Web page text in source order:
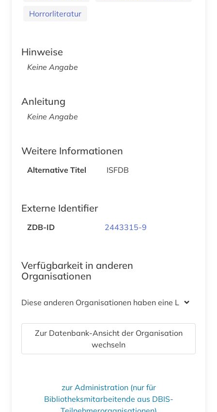
Horrorliteratur
Hinweise
Keine Angabe
Anleitung
Keine Angabe
Weitere Informationen
Alternative Titel ISFDB
Externe Identifier
ZDB-ID 2443315-9
Verfügbarkeit in anderen
Organisationen
Diese anderen Organisationen haben eine Lizenz
Zur Datenbank-Ansicht der Organisation
wechseln
zur Administration (nur für
Bibliotheksmitarbeitende aus DBIS-